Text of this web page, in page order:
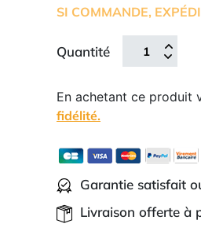
SI COMMANDE,
Quantité
En achetant ce produit
fidélité.
Garantie satisfait
Livraison offerte à